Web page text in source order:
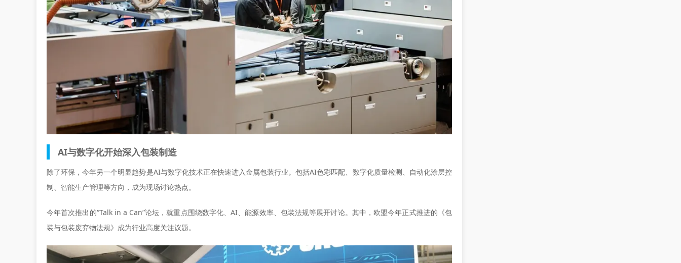
AI与数字化开始深入包装制造
除了环保，今年另一个明显趋势是AI与数字化技术正在快速进入金属包装行业。包括AI色彩匹配、数字化质量检测、自动化涂层控
制、智能生产管理等方向，成为现场讨论热点。
今年首次推出的“Talk in a Can”论坛，就重点围绕数字化、AI、能源效率、包装法规等展开讨论。其中，欧盟今年正式推进的《包
装与包装废弃物法规》成为行业高度关注议题。